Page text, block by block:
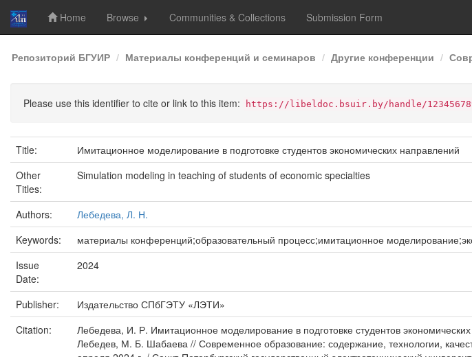
Skip
navigation
Home Browse Communities & Collections Submission Form
Репозиторий БГУИР Материалы конференций и семинаров Другие конференции
Please use this identifier to cite or link to this item: https://libeldoc.bsuir.by/handle/
Title:
Имитационное моделирование в подготовке студентов экономических направлений
Other
Titles:
Simulation modeling in teaching of students of economic specialties
Authors:
Лебедева, Л. Н.
Keywords:
материалы конференций;образовательный процесс;имитационное
Issue
Date:
2024
Publisher:
Издательство СПбГЭТУ «ЛЭТИ»
Citation:
Лебедева, И. Р. Имитационное моделирование в подготовке студентов
Лебедев, М. Б. Шабаева // Современное образование: содержание, технологии,